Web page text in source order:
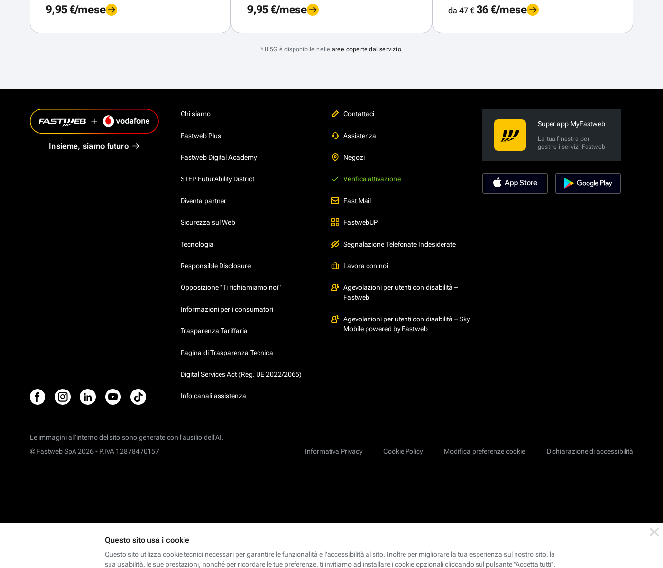
9,95 €/mese 9,95 €/mese da 47 €36 €/mese
* Il 5G è disponibile nelle aree coperte dal servizio.
Insieme, siamo futuro
Chi siamo
Fastweb Plus
Fastweb Digital Academy
STEP FuturAbility District
Diventa partner
Sicurezza sul Web
Tecnologia
Responsible Disclosure
Opposizione "Ti richiamiamo noi"
Informazioni per i consumatori
Trasparenza Tariffaria
Pagina di Trasparenza Tecnica
Digital Services Act (Reg. UE 2022/2065)
Info canali assistenza
Contattaci
Assistenza
Negozi
Verifica attivazione
Fast Mail
FastwebUP
Segnalazione Telefonate Indesiderate
Lavora con noi
Agevolazioni per utenti con disabilità –
Fastweb
Agevolazioni per utenti con disabilità – Sky
Mobile powered by Fastweb
Super app MyFastweb
La tua finestra per
gestire i servizi Fastweb
Le immagini all’interno del sito sono generate con l'ausilio dell'AI.
Informativa Privacy
Cookie Policy Modifica preferenze cookie Dichiarazione di accessibilità
© Fastweb SpA 2026 - P.IVA 12878470157